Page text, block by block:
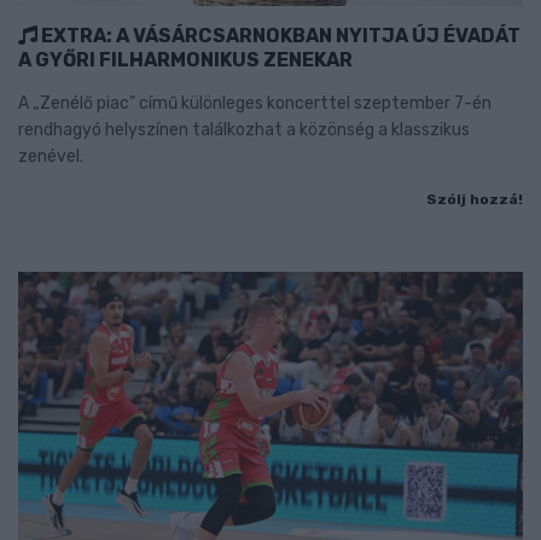
EXTRA: A VÁSÁRCSARNOKBAN NYITJA ÚJ ÉVADÁT
A GYŐRI FILHARMONIKUS ZENEKAR
A „Zenélő piac” című különleges koncerttel szeptember 7-én
rendhagyó helyszínen találkozhat a közönség a klasszikus
zenével.
Szólj hozzá!